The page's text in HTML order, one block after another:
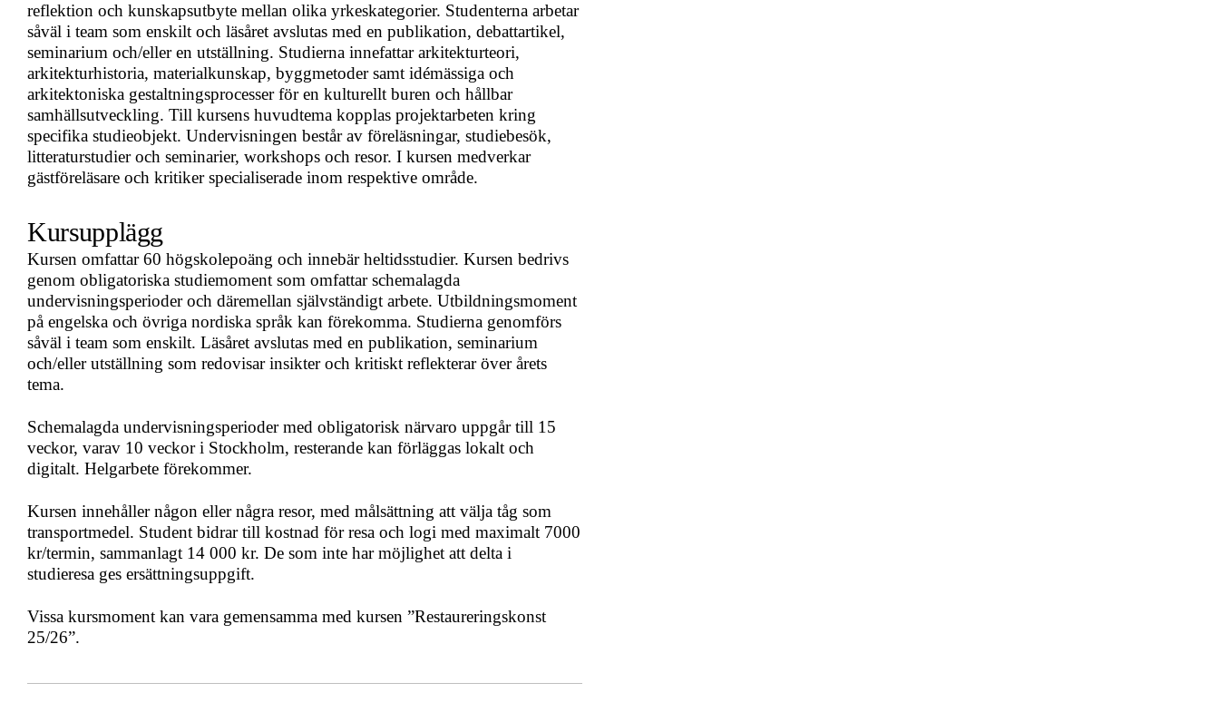
reflektion och kunskapsutbyte mellan olika yrkeskategorier. Studenterna arbetar
såväl i team som enskilt och läsåret avslutas med en publikation, debattartikel,
seminarium och/eller en utställning. Studierna innefattar arkitekturteori,
arkitekturhistoria, materialkunskap, byggmetoder samt idémässiga och
arkitektoniska gestaltningsprocesser för en kulturellt buren och hållbar
samhällsutveckling. Till kursens huvudtema kopplas projektarbeten kring
specifika studieobjekt. Undervisningen består av föreläsningar, studiebesök,
litteraturstudier och seminarier, workshops och resor. I kursen medverkar
gästföreläsare och kritiker specialiserade inom respektive område.
Kursupplägg
Kursen omfattar 60 högskolepoäng och innebär heltidsstudier. Kursen bedrivs
genom obligatoriska studiemoment som omfattar schemalagda
undervisningsperioder och däremellan självständigt arbete. Utbildningsmoment
på engelska och övriga nordiska språk kan förekomma. Studierna genomförs
såväl i team som enskilt. Läsåret avslutas med en publikation, seminarium
och/eller utställning som redovisar insikter och kritiskt reflekterar över årets
tema.
Schemalagda undervisningsperioder med obligatorisk närvaro uppgår till 15
veckor, varav 10 veckor i Stockholm, resterande kan förläggas lokalt och
digitalt. Helgarbete förekommer.
Kursen innehåller någon eller några resor, med målsättning att välja tåg som
transportmedel. Student bidrar till kostnad för resa och logi med maximalt 7000
kr/termin, sammanlagt 14 000 kr. De som inte har möjlighet att delta i
studieresa ges ersättningsuppgift.
Vissa kursmoment kan vara gemensamma med kursen ”Restaureringskonst
25/26”.